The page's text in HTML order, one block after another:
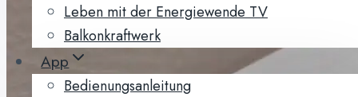
Leben mit der Energiewende TV
Balkonkraftwerk
App
Bedienungsanleitung